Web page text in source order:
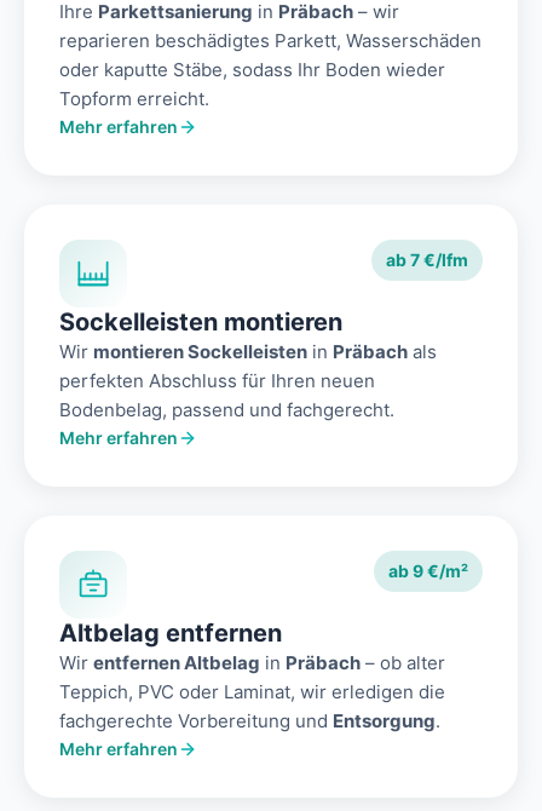
Ihre Parkettsanierung in Präbach – wir
reparieren beschädigtes Parkett, Wasserschäden
oder kaputte Stäbe, sodass Ihr Boden wieder
Topform erreicht.
Mehr erfahren
ab 7 €/lfm
Sockelleisten montieren
Wir montieren Sockelleisten in Präbach als
perfekten Abschluss für Ihren neuen
Bodenbelag, passend und fachgerecht.
Mehr erfahren
ab 9 €/m²
Altbelag entfernen
Wir entfernen Altbelag in Präbach – ob alter
Teppich, PVC oder Laminat, wir erledigen die
fachgerechte Vorbereitung und Entsorgung.
Mehr erfahren